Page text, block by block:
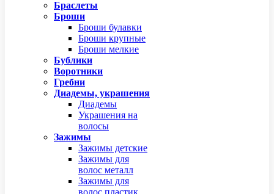
Браслеты
Броши
Броши булавки
Броши крупные
Броши мелкие
Бублики
Воротники
Гребни
Диадемы, украшения
Диадемы
Украшения на
волосы
Зажимы
Зажимы детские
Зажимы для
волос металл
Зажимы для
волос пластик